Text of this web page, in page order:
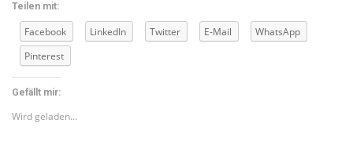
Teilen mit:
Facebook LinkedIn Twitter E-Mail
WhatsApp
Pinterest
Gefällt mir:
Wird geladen...